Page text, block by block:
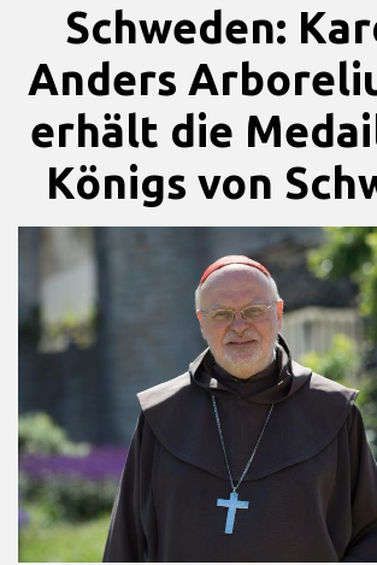
Schweden:
Anders
erhält die
Königs von